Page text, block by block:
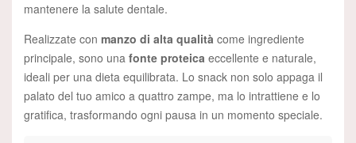
mantenere la salute dentale.
Realizzate con manzo di alta qualità come ingrediente
principale, sono una fonte proteica eccellente e naturale,
ideali per una dieta equilibrata. Lo snack non solo appaga il
palato del tuo amico a quattro zampe, ma lo intrattiene e lo
gratifica, trasformando ogni pausa in un momento speciale.